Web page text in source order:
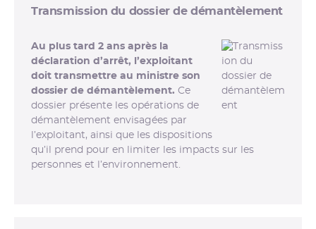
Transmission du dossier de démantèlement
Au plus tard 2 ans après la
déclaration d’arrêt, l’exploitant
doit transmettre au ministre son
dossier de démantèlement. Ce
dossier présente les opérations de
démantèlement envisagées par
l’exploitant, ainsi que les dispositions
qu’il prend pour en limiter les impacts sur les
personnes et l’environnement.